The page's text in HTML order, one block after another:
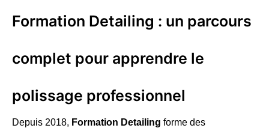
Formation Detailing : un parcours
complet pour apprendre le
polissage professionnel
Depuis 2018, Formation Detailing forme des